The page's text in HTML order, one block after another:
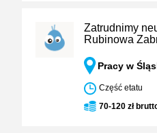
Zatrudnimy
Rubinowa
Pracy w
Część etatu
70-120 zł